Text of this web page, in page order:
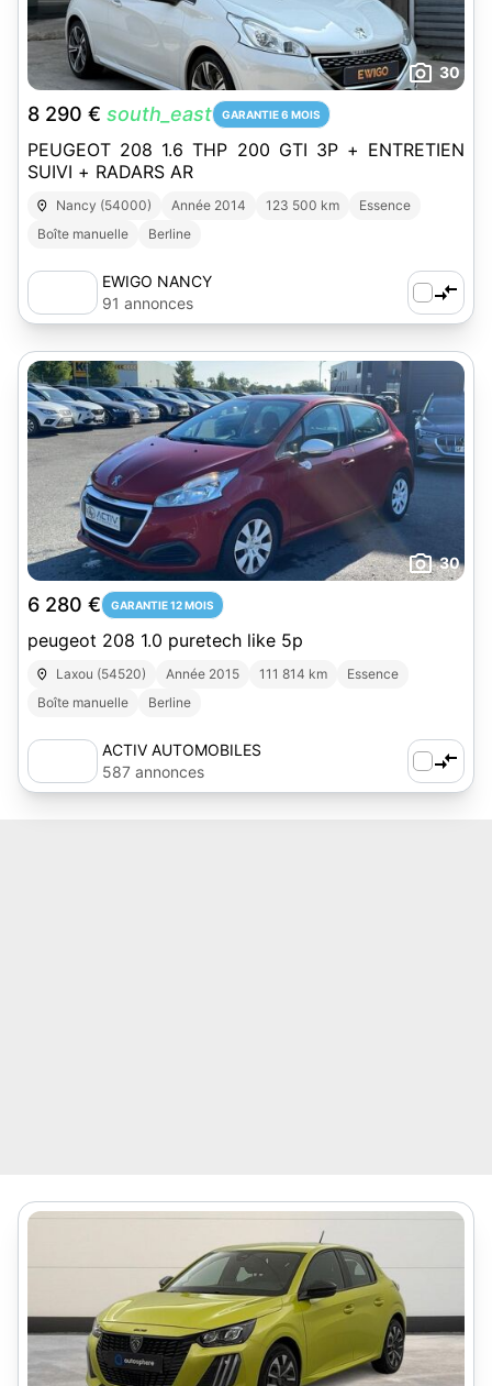
30
8 290 € south_east GARANTIE 6 MOIS
PEUGEOT 208 1.6 THP 200 GTI 3P + ENTRETIEN
SUIVI + RADARS AR
Nancy (54000) Année 2014 123 500 km
Essence
Boîte manuelle
Berline
EWIGO NANCY
91 annonces
30
6 280 € GARANTIE 12 MOIS
peugeot 208 1.0 puretech like 5p
Laxou (54520) Année 2015 111 814 km
Essence
Boîte manuelle
Berline
ACTIV AUTOMOBILES
587 annonces